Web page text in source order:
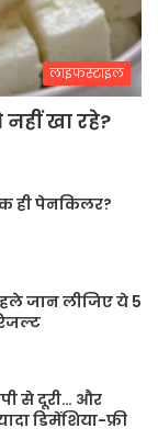
लाइफस्टाइल
खा रहे?
ही पेनकिलर?
जान लीजिए ये 5
से दूरी… और
डिमेंशिया-फ्री